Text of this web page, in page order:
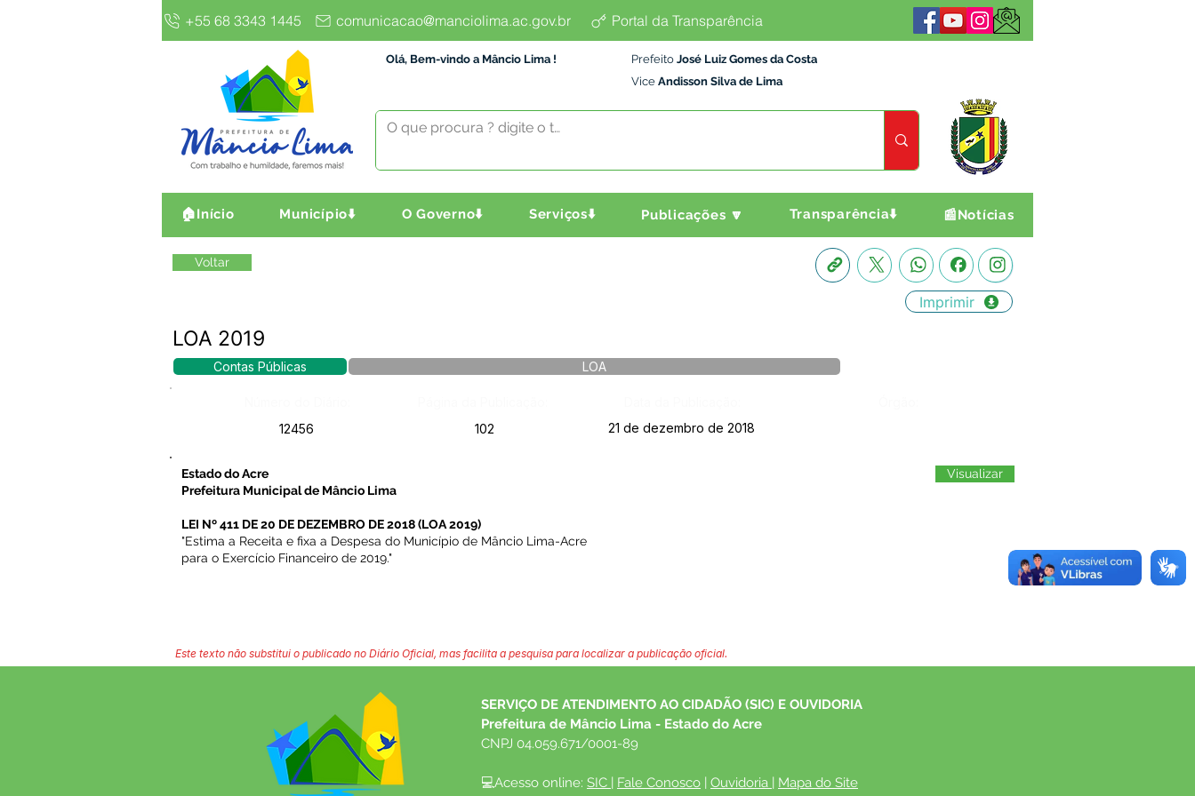
+55 68 3343 1445 comunicacao@manciolima.ac.gov.br Portal da Transparência
Olá, Bem-vindo a Mâncio Lima ! Prefeito José Luiz Gomes da Costa
Vice Andisson Silva de Lima
🏠Início Município⬇️ O Governo⬇️ Serviços⬇️ Publicações 🔽 Transparência⬇️ 📰Notícias
Voltar
Imprimir
LOA 2019
Contas Públicas LOA
12456
102 21 de dezembro de 2018
Estado do Acre
Prefeitura Municipal de Mâncio Lima
LEI Nº 411 DE 20 DE DEZEMBRO DE 2018 (LOA 2019)
"Estima a Receita e fixa a Despesa do Município de Mâncio Lima-Acre
para o Exercício Financeiro de 2019."
Visualizar
Este texto não substitui o publicado no Diário Oficial, mas facilita a pesquisa para localizar a publicação oficial.
SERVIÇO DE ATENDIMENTO AO CIDADÃO (SIC) E OUVIDORIA
Prefeitura de Mâncio Lima - Estado do Acre
CNPJ 04.059.671/0001-89
💻Acesso online: SIC | Fale Conosco | Ouvidoria | Mapa do Site